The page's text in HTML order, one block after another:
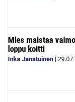
Mies maistaa
loppu koitti
Inka Janatuinen |